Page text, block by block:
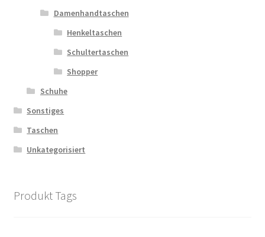
Damenhandtaschen
Henkeltaschen
Schultertaschen
Shopper
Schuhe
Sonstiges
Taschen
Unkategorisiert
Produkt Tags